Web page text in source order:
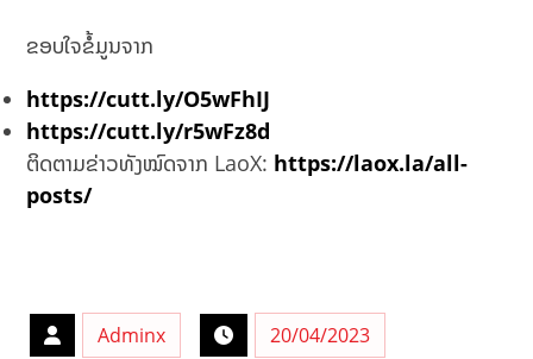
ຂອບໃຈຂໍ້ມູນຈາກ
https://cutt.ly/O5wFhIJ
https://cutt.ly/r5wFz8d
ຕິດຕາມຂ່າວທັງໝົດຈາກ LaoX: https://laox.la/all-
posts/
Adminx 20/04/2023